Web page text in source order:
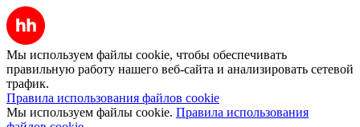
Мы используем файлы cookie, чтобы обеспечивать
правильную работу нашего веб-сайта и анализировать сетевой
трафик.
Правила использования файлов cookie
Мы используем файлы cookie. Правила использования